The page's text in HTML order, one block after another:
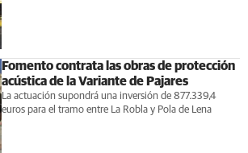
Fomento contrata las obras de protección
acústica de la Variante de Pajares
La actuación supondrá una inversión de 877.339,4
euros para el tramo entre La Robla y Pola de Lena